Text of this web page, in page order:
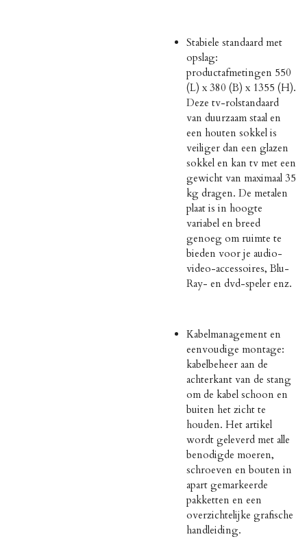
Stabiele standaard met
opslag:
productafmetingen 550
(L) x 380 (B) x 1355 (H).
Deze tv-rolstandaard
van duurzaam staal en
een houten sokkel is
veiliger dan een glazen
sokkel en kan tv met een
gewicht van maximaal 35
kg dragen. De metalen
plaat is in hoogte
variabel en breed
genoeg om ruimte te
bieden voor je audio-
video-accessoires, Blu-
Ray- en dvd-speler enz.
Kabelmanagement en
eenvoudige montage:
kabelbeheer aan de
achterkant van de stang
om de kabel schoon en
buiten het zicht te
houden. Het artikel
wordt geleverd met alle
benodigde moeren,
schroeven en bouten in
apart gemarkeerde
pakketten en een
overzichtelijke grafische
handleiding.